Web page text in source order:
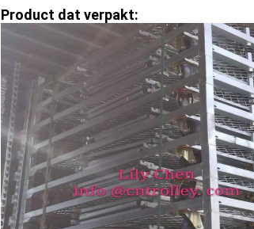
Product dat verpakt: